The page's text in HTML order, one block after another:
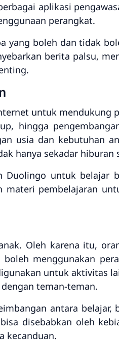
aplikasi
perangkat.
yang boleh dan tidak
berita palsu,
untuk mendukung
hingga
usia dan kebutuhan
hanya sekadar hiburan
untuk belajar
materi pembelajaran
Oleh karena itu,
menggunakan
untuk aktivitas
teman-teman.
antara belajar,
disebabkan oleh
kecanduan.